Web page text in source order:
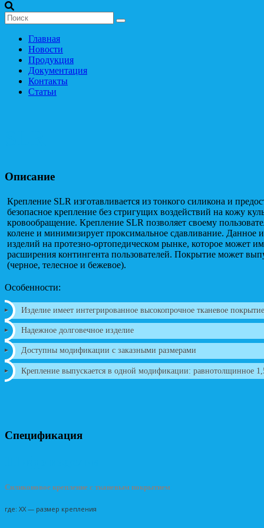
Главная
Новости
Продукция
Документация
Контакты
Статьи
Описание
Крепление SLR изготавливается из тонкого силикона и
безопасное крепление без стригущих воздействий на кожу
кровообращение. Крепление SLR позволяет своему
колене и минимизирует проксимальное сдавливание. Данное
изделий на протезно-ортопедическом рынке, которое может
расширения контингента пользователей. Покрытие может
(черное, телесное и бежевое).
Особенности:
Изделие имеет интегрированное высокопрочное тканевое покрытие
Надежное долговечное изделие
Доступны модификации с заказными размерами
Крепление выпускается в одной модификации: равнотолщинное
Спецификация
Силиконовое крепление с тканевым покрытием
где: XX — размер крепления